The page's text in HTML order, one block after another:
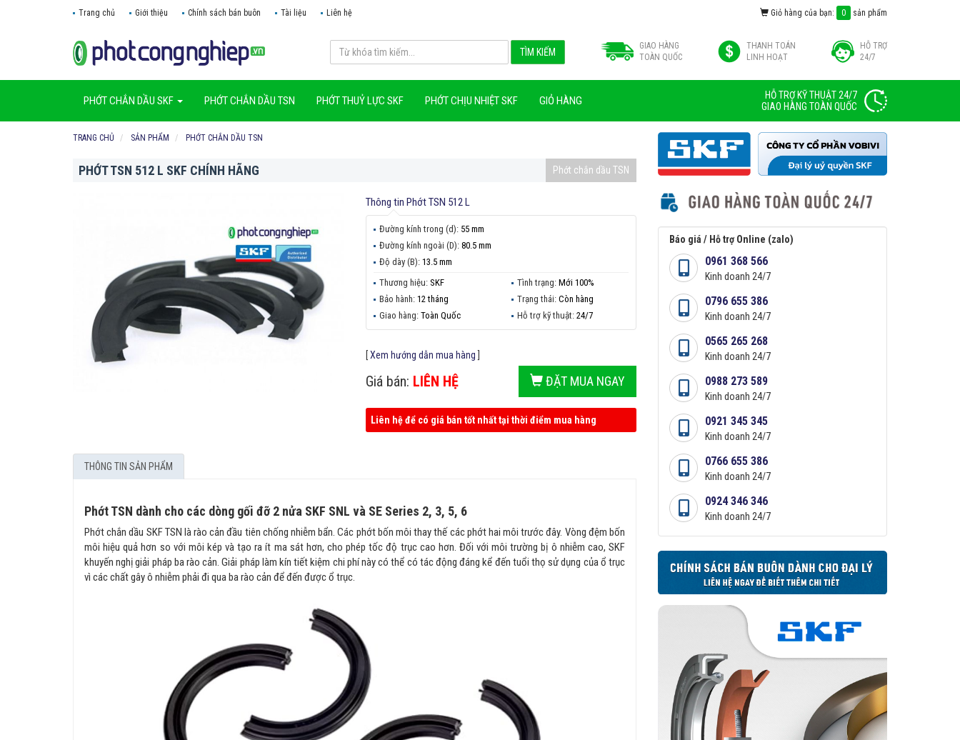
Trang chủ Giới thiệu Chính sách bán buôn Tài liệu Liên hệ Giỏ hàng của bạn: 0 sản phẩm
GIAO HÀNG
TOÀN QUỐC
THANH TOÁN
LINH HOẠT
HỖ TRỢ
24/7
PHỚT CHẮN DẦU SKF PHỚT CHẮN DẦU TSN PHỚT THUỶ LỰC SKF PHỚT CHỊU NHIỆT SKF GIỎ HÀNG
HỖ TRỢ KỸ THUẬT 24/7
GIAO HÀNG TOÀN QUỐC
TRANG CHỦ SẢN PHẨM PHỚT CHẮN DẦU TSN
PHỚT TSN 512 L SKF CHÍNH HÃNG Phớt chắn dầu TSN
Thông tin Phớt TSN 512 L
Đường kính trong (d): 55 mm
Đường kính ngoài (D): 80.5 mm
Độ dày (B): 13.5 mm
Thương hiệu: SKF Tình trạng:Mới 100%
Bảo hành: 12 tháng Trạng thái:Còn hàng
Giao hàng: Toàn Quốc Hỗ trợ kỹ thuật:24/7
[Xem hướng dẫn mua hàng
Giá bán: LIÊN HỆ ĐẶT MUA NGAY
Liên hệ để có giá bán tốt nhất tại thời điểm mua hàng
THÔNG TIN SẢN PHẨM
Phớt TSN dành cho các dòng gối đỡ 2 nửa SKF SNL và SE Series 2, 3, 5, 6
Phớt chắn dầu SKF TSN là rào cản đầu tiên chống nhiễm bẩn. Các phớt bốn môi thay thế các phớt hai môi trước đây. Vòng đệm bốn
môi hiệu quả hơn so với môi kép và tạo ra ít ma sát hơn, cho phép tốc độ trục cao hơn. Đối với môi trường bị ô nhiễm cao, SKF
khuyến nghị giải pháp ba rào cản. Giải pháp làm kín tiết kiệm chi phí này có thể có tác động đáng kể đến tuổi thọ sử dụng của ổ trục
vì các chất gây ô nhiễm phải đi qua ba rào cản để đến được ổ trục.
Báo giá / Hỗ trợ Online (zalo)
0961 368 566
Kinh doanh 24/7
0796 655 386
Kinh doanh 24/7
0565 265 268
Kinh doanh 24/7
0988 273 589
Kinh doanh 24/7
0921 345 345
Kinh doanh 24/7
0766 655 386
Kinh doanh 24/7
0924 346 346
Kinh doanh 24/7